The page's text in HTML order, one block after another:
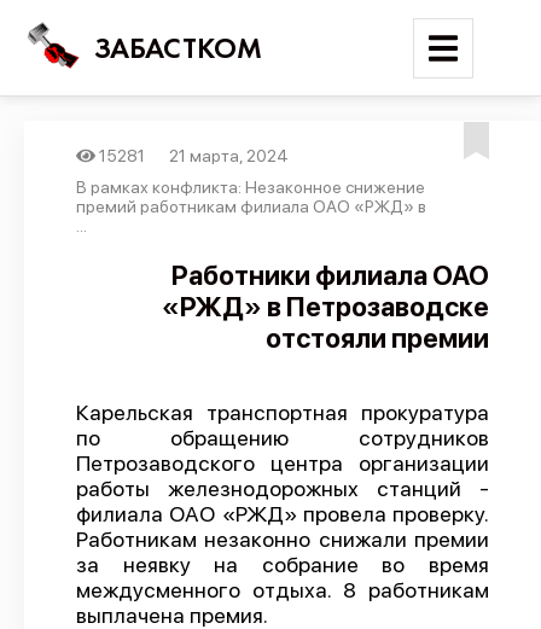
ЗАБАСТКОМ
Войти
Новости
Карта событий
Отчеты
Предложить публикацию
Справочник
API
О проекте
Политика конфиденциальности
15281
21 марта, 2024
В рамках конфликта: Незаконное снижение
премий работникам филиала ОАО «РЖД» в
Работники филиала ОАО
«РЖД» в Петрозаводске
отстояли премии
Карельская транспортная прокуратура
по обращению сотрудников
Петрозаводского центра организации
работы железнодорожных станций -
филиала ОАО «РЖД» провела проверку.
Работникам незаконно снижали премии
за неявку на собрание во время
междусменного отдыха. 8 работникам
выплачена премия.